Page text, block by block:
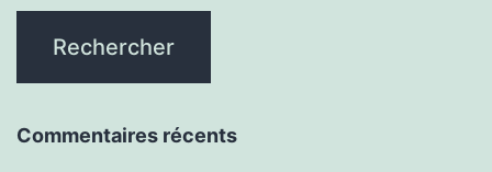
Commentaires récents